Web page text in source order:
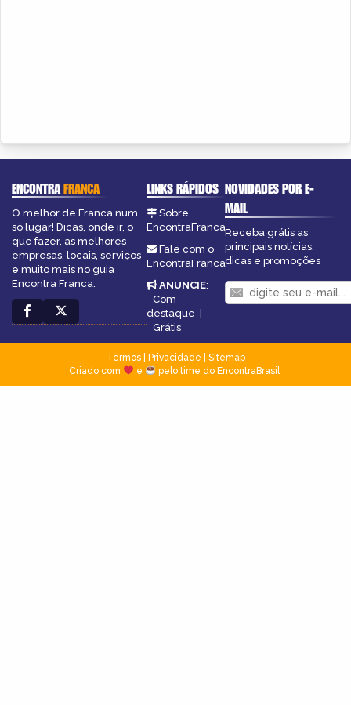
ENCONTRAFRANCA
O melhor de Franca num
só lugar! Dicas, onde ir, o
que fazer, as melhores
empresas, locais, serviços
e muito mais no guia
Encontra Franca.
LINKS RÁPIDOS
Sobre
EncontraFranca
Fale com o
EncontraFranca
ANUNCIE:
Com
destaque |
Grátis
NOVIDADES POR E-
MAIL
Receba grátis as
principais notícias,
dicas e promoções
Termos| Privacidade
Sitemap
Criado com
e pelo time do EncontraBrasil